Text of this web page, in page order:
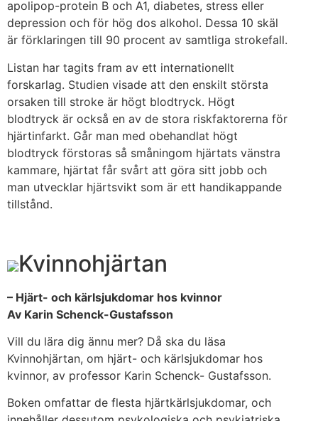
apolipop-protein B och A1, diabetes, stress eller
depression och för hög dos alkohol. Dessa 10 skäl
är förklaringen till 90 procent av samtliga strokefall.
Listan har tagits fram av ett internationellt
forskarlag. Studien visade att den enskilt största
orsaken till stroke är högt blodtryck. Högt
blodtryck är också en av de stora riskfaktorerna för
hjärtinfarkt. Går man med obehandlat högt
blodtryck förstoras så småningom hjärtats vänstra
kammare, hjärtat får svårt att göra sitt jobb och
man utvecklar hjärtsvikt som är ett handikappande
tillstånd.
Kvinnohjärtan
– Hjärt- och kärlsjukdomar hos kvinnor
Av Karin Schenck-Gustafsson
Vill du lära dig ännu mer? Då ska du läsa
Kvinnohjärtan, om hjärt- och kärlsjukdomar hos
kvinnor, av professor Karin Schenck- Gustafsson.
Boken omfattar de flesta hjärtkärlsjukdomar, och